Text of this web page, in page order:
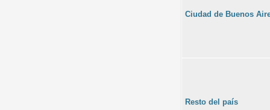
Ciudad de Buenos
Resto del país